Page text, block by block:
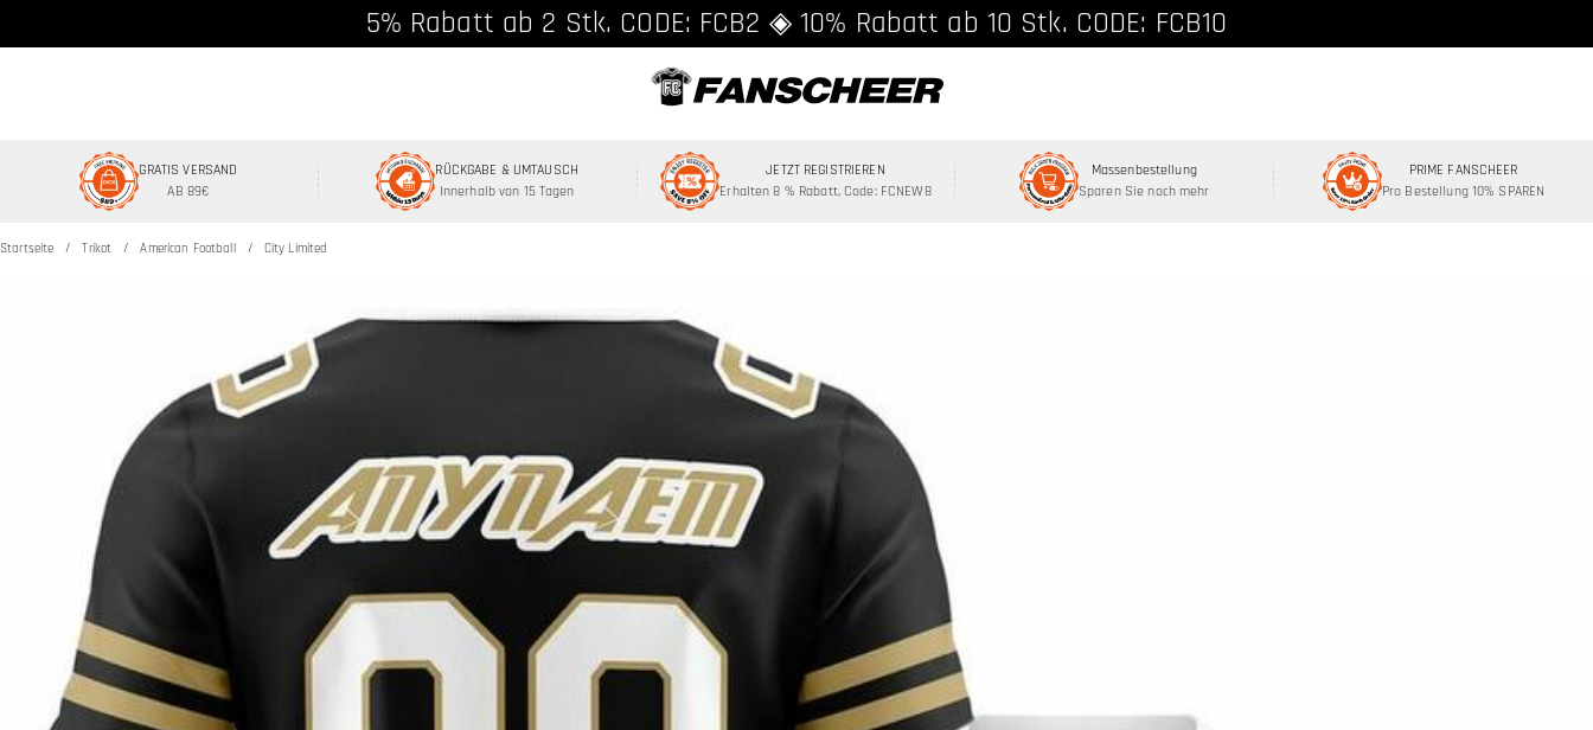
Kostenloser Versand ab 89 € ★ Registriere dich für 8% Rabatt, Code: FCNEW8
5% Rabatt ab 2 Stk. CODE: FCB2 ◈ 10% Rabatt ab 10 Stk. CODE: FCB10
GRATIS VERSAND
AB 89€
RÜCKGABE & UMTAUSCH
Innerhalb von 15 Tagen
JETZT REGISTRIEREN
Erhalten 8 % Rabatt, Code: FCNEW8
Massenbestellung
Sparen Sie noch mehr
PRIME FANSCHEER
Pro Bestellung 10% SPAREN
Startseite Trikot American Football City Limited